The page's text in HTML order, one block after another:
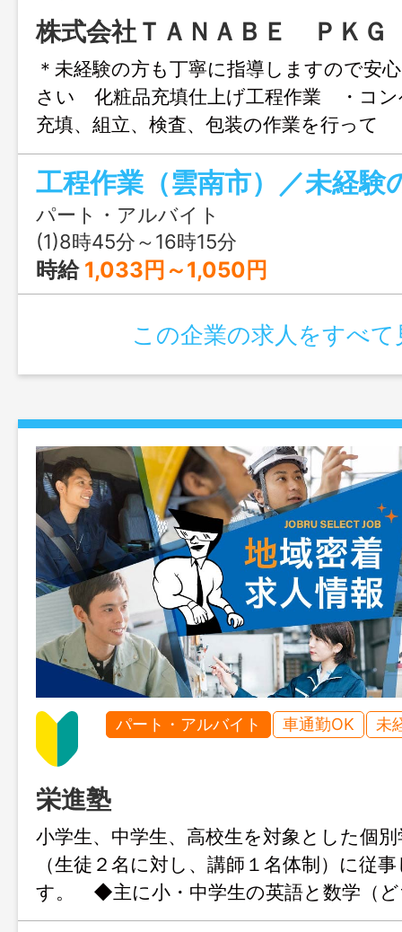
株式会社ＴＡＮＡＢＥ ＰＫＧ
＊未経験の方も丁寧に指導しますので安
さい 化粧品充填仕上げ工程作業 ・コン
充填、組立、検査、包装の作業を行っ
す。 ・初心者でもできる作業です。 ※
なし
パート・アルバイト
(1)8時45分～16時15分
時給 1,033円～1,050円
この企業の求人をすべて
パート・アルバイト 車通勤OK 未
栄進塾
小学生、中学生、高校生を対象とした個
（生徒２名に対し、講師１名体制）に従
す。 ◆主に小・中学生の英語と数学（ど
も可） ◆英語・数学以外の教科や高校生